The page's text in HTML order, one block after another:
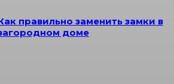
правильно заменить замки в
доме